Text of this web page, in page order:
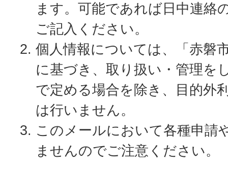
ます。可能であれば日中連絡
ご記入ください。
個人情報については、「赤磐
に基づき、取り扱い・管理を
で定める場合を除き、目的外
は行いません。
このメールにおいて各種申請
ませんのでご注意ください。